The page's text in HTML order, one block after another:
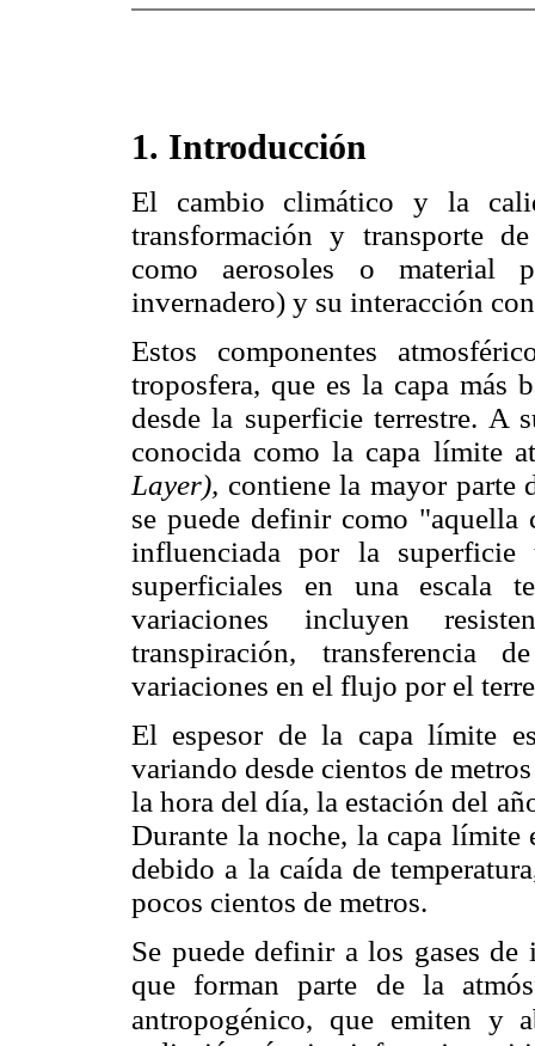
1. Introducción
El cambio climático y la
transformación y transporte
como aerosoles o material
invernadero) y su interacción
Estos componentes
troposfera, que es la capa más
desde la superficie terrestre. A
conocida como la capa límite
Layer), contiene la mayor parte
se puede definir como "aquella
influenciada por la superficie
superficiales en una escala
variaciones incluyen
transpiración, transferencia
variaciones en el flujo por el
El espesor de la capa límite
variando desde cientos de
la hora del día, la estación del
Durante la noche, la capa límite
debido a la caída de
pocos cientos de metros.
Se puede definir a los gases
que forman parte de la
antropogénico, que emiten y